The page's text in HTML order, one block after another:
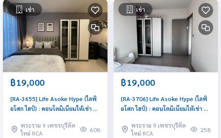
เช่า
฿19,000
[RA-3655] Life Asoke Hype (ไลฟ์
อโศก ไฮป์) : คอนโดมิเนียมให้เช่า 1
เลยวันนี้พระราม 9 เพชรบุรีตัด
ใหม่ RCA
608
เช่า
฿19,000
[RA-3706] Life Asoke Hype (ไลฟ์
อโศก ไฮป์) : คอนโดมิเนียมให้เช่า 1
พร้อมเข้าอยู่
พระราม 9 เพชรบุรีตัด
ใหม่ RCA
258